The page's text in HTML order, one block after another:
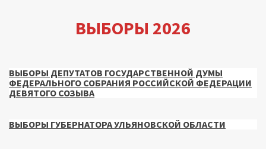
ВЫБОРЫ 2026
ВЫБОРЫ ДЕПУТАТОВ ГОСУДАРСТВЕННОЙ ДУМЫ
ФЕДЕРАЛЬНОГО СОБРАНИЯ РОССИЙСКОЙ ФЕДЕРАЦИИ
ДЕВЯТОГО СОЗЫВА
ВЫБОРЫ ГУБЕРНАТОРА УЛЬЯНОВСКОЙ ОБЛАСТИ